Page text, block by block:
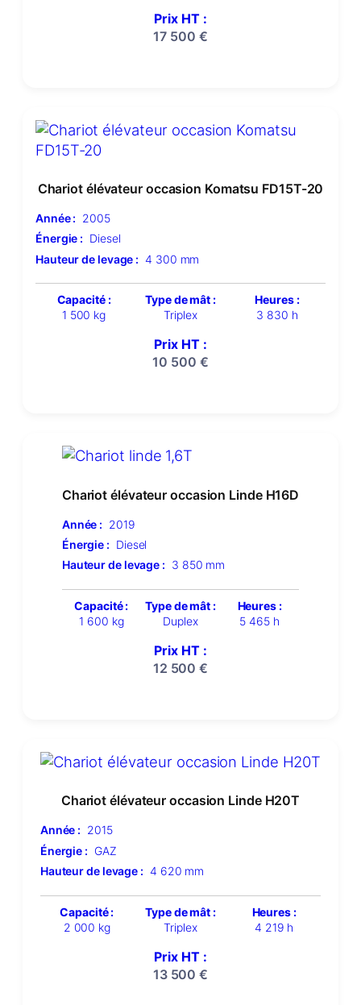
Prix HT :
17 500 €
Chariot élévateur occasion Komatsu FD15T-20
Année : 2005
Énergie : Diesel
Hauteur de levage : 4 300 mm
Capacité :
1 500 kg
Type de mât :
Triplex
Heures :
3 830 h
Prix HT :
10 500 €
Chariot élévateur occasion Linde H16D
Année : 2019
Énergie : Diesel
Hauteur de levage : 3 850 mm
Capacité :
1 600 kg
Type de mât :
Duplex
Heures :
5 465 h
Prix HT :
12 500€
Chariot élévateur occasion Linde H20T
Année : 2015
Énergie : GAZ
Hauteur de levage : 4 620 mm
Capacité :
2 000 kg
Type de mât :
Triplex
Heures :
4 219 h
Prix HT :
13 500€